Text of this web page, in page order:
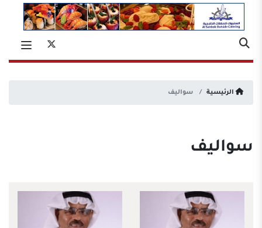
الرئيسية سواليف
سواليف